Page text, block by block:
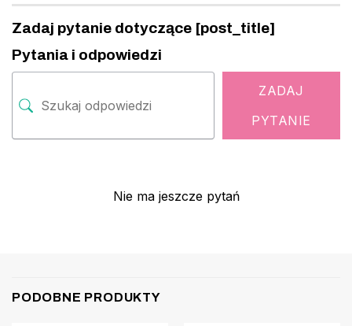
Zadaj pytanie dotyczące [post_title]
Pytania i odpowiedzi
ZADAJ
PYTANIE
Nie ma jeszcze pytań
PODOBNE PRODUKTY